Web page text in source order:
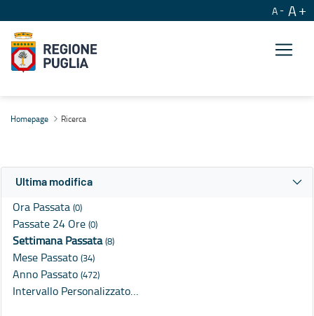
A A
Homepage Ricerca
Ultima modifica
Ora Passata (0)
Passate 24 Ore (0)
Settimana Passata(8)
Mese Passato (34)
Anno Passato (472)
Intervallo Personalizzato…